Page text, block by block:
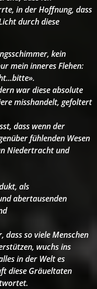
in der Hoffnung, dass
durch diese
kein
mein inneres Flehen:
war diese absolute
misshandelt, gefoltert
dass wenn der
fühlenden Wesen
Niedertracht und
als
abertausenden
dass so viele Menschen
wuchs ins
in der Welt es
diese Gräueltaten